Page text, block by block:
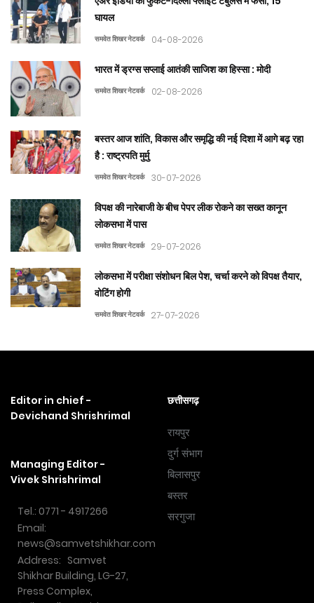
घायल
समवेत शिखर नेटवर्क 04-08-2026
भारत में ड्रग्स सप्लाई आतंकी साजिश का हिस्सा : मोदी
समवेत शिखर नेटवर्क 02-08-2026
बस्तर आज शांति, विकास और समृद्धि की नई दिशा में आगे बढ़ रहा
है : राष्ट्रपति मुर्मु
समवेत शिखर नेटवर्क 30-07-2026
विपक्ष की नारेबाजी के बीच पेपर लीक रोकने का सख्त कानून
लोकसभा में पास
समवेत शिखर नेटवर्क 29-07-2026
लोकसभा में परीक्षा संशोधन बिल पेश, चर्चा करने को विपक्ष तैयार,
वोटिंग होगी
समवेत शिखर नेटवर्क 27-07-2026
Editor in chief -
Devichand Shrishrimal
Managing Editor -
Vivek Shrishrimal
Tel.: 0771 - 4917266
Email:
news@samvetshikhar.com
Address: Samvet
Shikhar Building, LG-27,
Press Complex,
छत्तीसगढ़
रायपुर
दुर्ग संभाग
बिलासपुर
बस्तर
सरगुजा